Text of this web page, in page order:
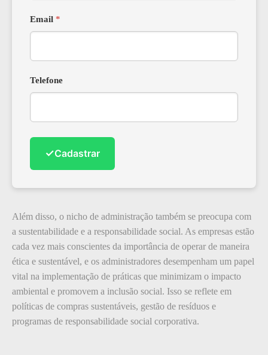
Email *
Telefone
✓Cadastrar
Além disso, o nicho de administração também se preocupa com
a sustentabilidade e a responsabilidade social. As empresas estão
cada vez mais conscientes da importância de operar de maneira
ética e sustentável, e os administradores desempenham um papel
vital na implementação de práticas que minimizam o impacto
ambiental e promovem a inclusão social. Isso se reflete em
políticas de compras sustentáveis, gestão de resíduos e
programas de responsabilidade social corporativa.